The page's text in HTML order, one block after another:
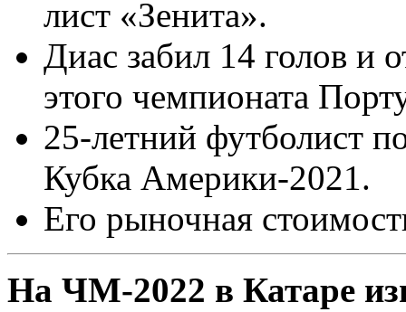
лист «Зенита».
Диас забил 14 голов и
этого чемпионата
25-летний футболист
Кубка Америки-2021.
Его рыночная
На ЧМ-2022 в Катаре